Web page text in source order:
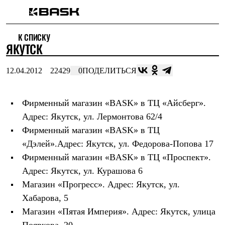
Интернет-магазин
Мужская одежда
Утепленная пухом
Куртки
Брюки
Утепленная синтетикой
Куртки
Штормовая одежда
Куртки
Софтшелл одежда
Куртки
Брюки
Куртки
Брюки
К СПИСКУ
ЯКУТСК
12.04.2012 22429 0ПОДЕЛИТЬСЯ
Фирменный магазин «BASK» в ТЦ «Айсберг».
Адрес: Якутск, ул. Лермонтова 62/4
Фирменный магазин «BASK» в ТЦ
«Дэлей».Адрес: Якутск, ул. Федорова-Попова 17
Фирменный магазин «BASK» в ТЦ «Проспект».
Адрес: Якутск, ул. Курашова 6
Магазин «Прогресс». Адрес: Якутск, ул.
Хабарова, 5
Магазин «Пятая Империя». Адрес: Якутск, улица